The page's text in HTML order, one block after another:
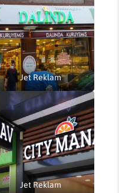
Jet Reklam
Jet Reklam